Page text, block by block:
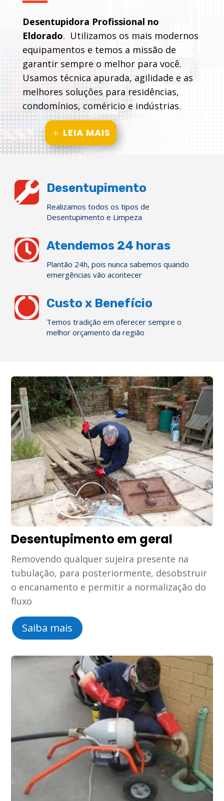
Desentupidora Profissional no
Eldorado. Utilizamos os mais modernos
equipamentos e temos a missão de
garantir sempre o melhor para você.
Usamos técnica apurada, agilidade e as
melhores soluções para residências,
condomínios, coméricio e indústrias.
LEIA MAIS
 Desentupimento
Realizamos todos os tipos de
Desentupimento e Limpeza
 Atendemos 24 horas
Plantão 24h, pois nunca sabemos quando
emergências vão acontecer
 Custo x Benefício
Temos tradição em oferecer sempre o
melhor orçamento da região
Desentupimento em geral
Removendo qualquer sujeira presente na
tubulação, para posteriormente, desobstruir
o encanamento e permitir a normalização do
fluxo
Saiba mais